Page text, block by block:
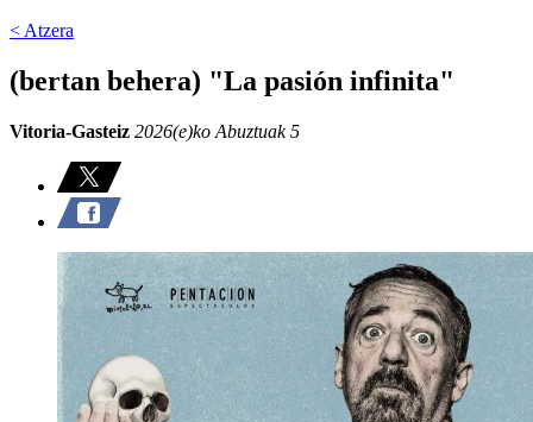
< Atzera
(bertan behera) "La pasión infinita"
Vitoria-Gasteiz 2026(e)ko Abuztuak 5